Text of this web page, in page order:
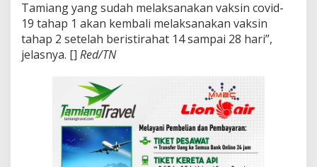
Tamiang yang sudah melaksanakan vaksin covid-
19 tahap 1 akan kembali melaksanakan vaksin
tahap 2 setelah beristirahat 14 sampai 28 hari”,
jelasnya. [] Red/TN